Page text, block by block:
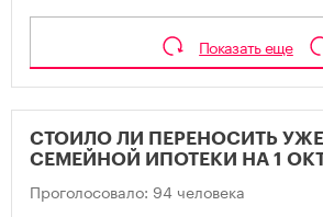
Показать еще
СТОИЛО ЛИ ПЕРЕНОСИТЬ
СЕМЕЙНОЙ ИПОТЕКИ НА 1
Проголосовало: 94 человека